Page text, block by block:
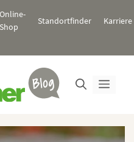
Online-
Shop
Standortfinder Karriere
Menü